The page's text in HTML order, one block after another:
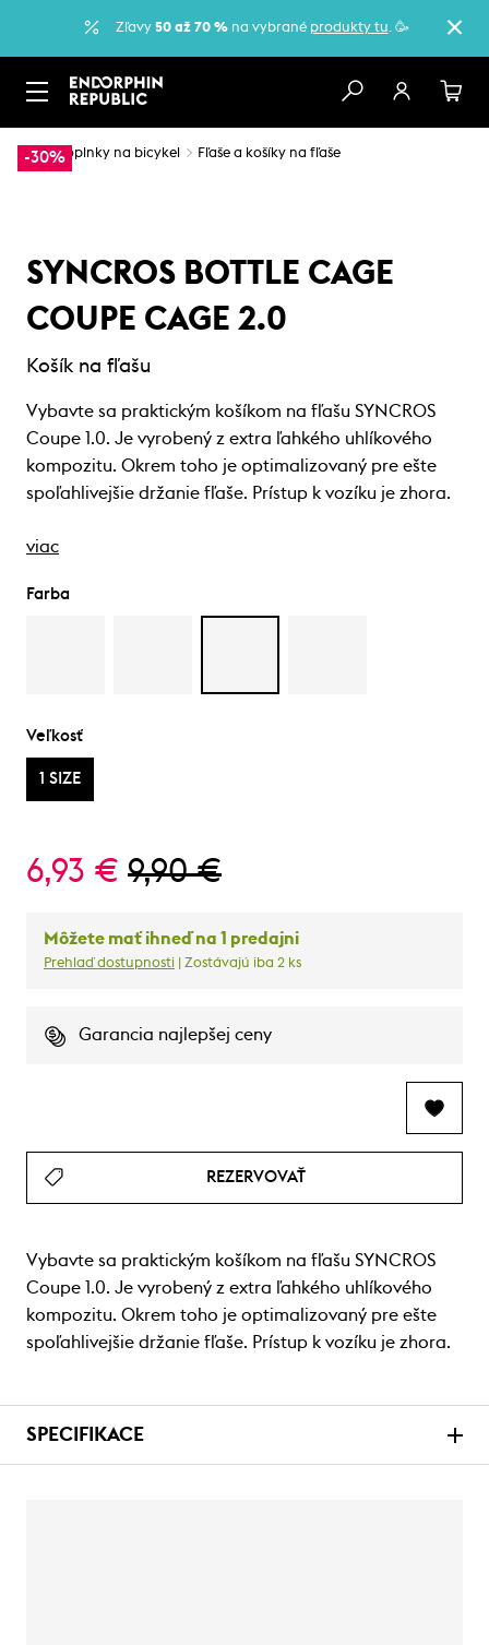
Zľavy 50 až 70 %na vybrané produkty tu. 🥳
-30%
… Doplnky na bicykel Fľaše a košíky na fľaše
SYNCROS BOTTLE CAGE
COUPE CAGE 2.0
Košík na fľašu
Vybavte sa praktickým košíkom na fľašu SYNCROS
Coupe 1.0. Je vyrobený z extra ľahkého uhlíkového
kompozitu. Okrem toho je optimalizovaný pre ešte
spoľahlivejšie držanie fľaše. Prístup k vozíku je zhora.
viac
Farba
Veľkosť
1 SIZE
6,93 € 9,90 €
Môžete mať ihneď na 1 predajni
Prehlaď dostupnosti | Zostávajú iba 2 ks
Garancia najlepšej ceny
REZERVOVAŤ
Vybavte sa praktickým košíkom na fľašu SYNCROS
Coupe 1.0. Je vyrobený z extra ľahkého uhlíkového
kompozitu. Okrem toho je optimalizovaný pre ešte
spoľahlivejšie držanie fľaše. Prístup k vozíku je zhora.
SPECIFIKACE